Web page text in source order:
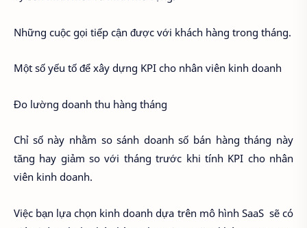
Những cuộc gọi tiếp cận được với khách hàng trong tháng.
Một số yếu tố để xây dựng KPI cho nhân viên kinh doanh
Đo lường doanh thu hàng tháng
Chỉ số này nhằm so sánh doanh số bán hàng tháng này
tăng hay giảm so với tháng trước khi tính KPI cho nhân
viên kinh doanh.
Việc bạn lựa chọn kinh doanh dựa trên mô hình SaaS sẽ có